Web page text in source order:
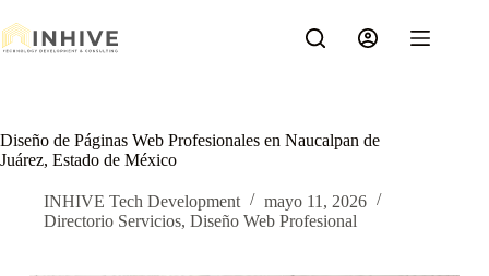
al
contenido
Diseño de Páginas Web Profesionales en Naucalpan de
Juárez, Estado de México
INHIVE Tech Development
mayo 11, 2026
Directorio Servicios, Diseño Web Profesional